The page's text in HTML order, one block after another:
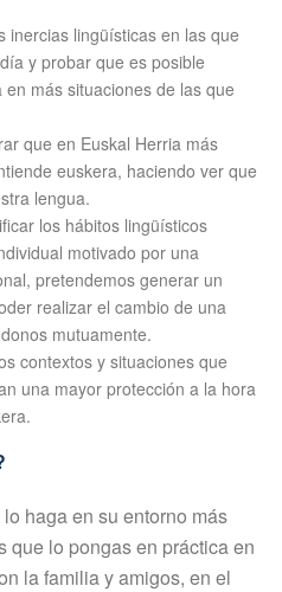
inercias lingüísticas en las que
y probar que es posible
más situaciones de las que
que en Euskal Herria más
euskera, haciendo ver que
lengua.
los hábitos lingüísticos
motivado por una
pretendemos generar un
realizar el cambio de una
mutuamente.
contextos y situaciones que
una mayor protección a la hora
haga en su entorno más
que lo pongas en práctica en
la familia y amigos, en el